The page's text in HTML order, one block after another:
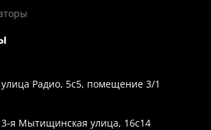
Радио, 5с5, помещение 3/1
3-я Мытищинская улица, 16с14